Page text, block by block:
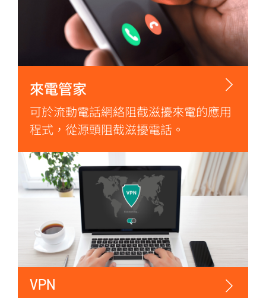
來電管家
可於流動電話網絡阻截滋擾來電的應用
程式，從源頭阻截滋擾電話。
VPN